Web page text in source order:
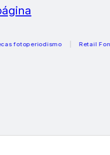
Retail Forum